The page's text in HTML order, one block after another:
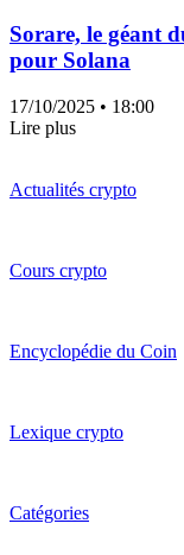
Sorare, le géant
pour Solana
17/10/2025 • 18:00
Lire plus
Actualités crypto
Cours crypto
Encyclopédie du Coin
Lexique crypto
Catégories